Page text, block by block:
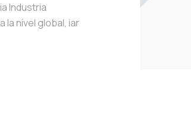
Industria
nivel global, iar